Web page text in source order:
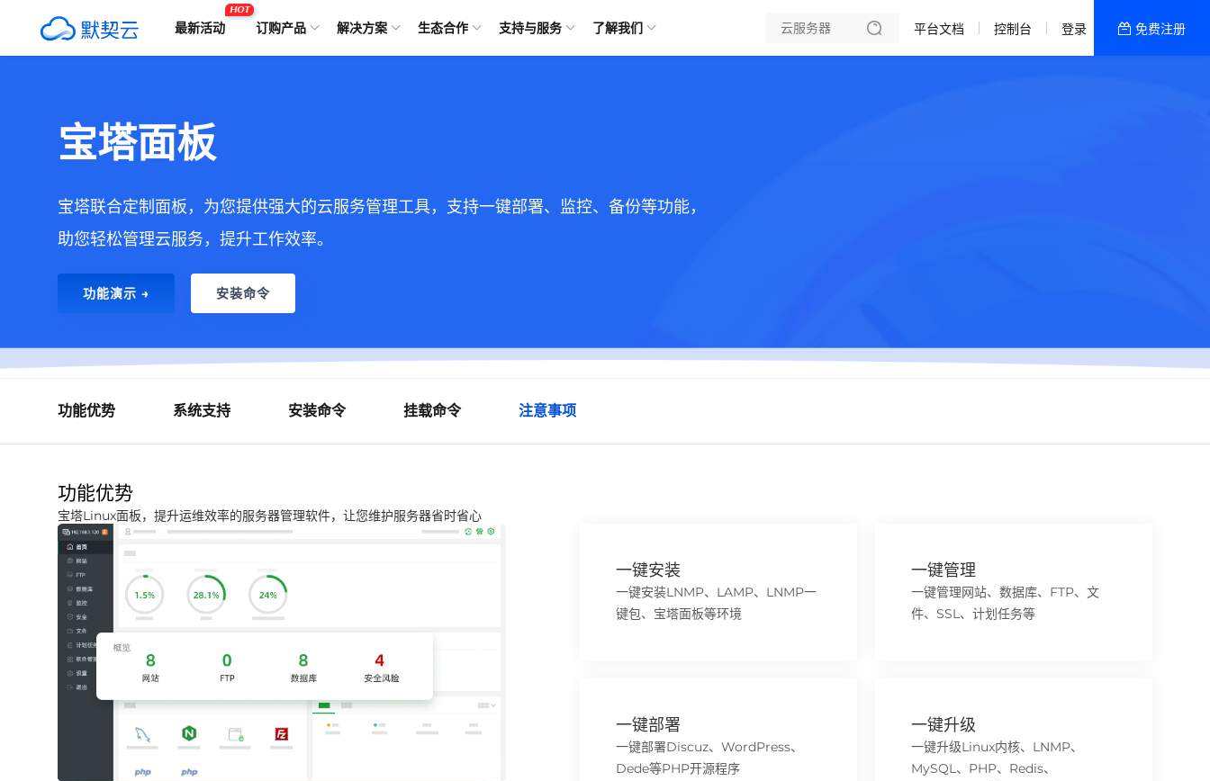
最新活动
HOT
订购产品 解决方案 生态合作 支持与服务
了解我们
平台文档 控制台 登录 免费注册
宝塔面板
宝塔联合定制面板，为您提供强大的云服务管理工具，支持一键部署、监控、备份等功能，
助您轻松管理云服务，提升工作效率。
功能演示 → 安装命令
功能优势 系统支持 安装命令 挂载命令 注意事项
功能优势
宝塔Linux面板，提升运维效率的服务器管理软件，让您维护服务器省时省心
一键安装
一键安装LNMP、LAMP、LNMP一
键包、宝塔面板等环境
一键管理
一键管理网站、数据库、FTP、文
件、SSL、计划任务等
一键部署
一键部署Discuz、WordPress、
Dede等PHP开源程序
一键升级
一键升级Linux内核、LNMP、
MySQL、PHP、Redis、